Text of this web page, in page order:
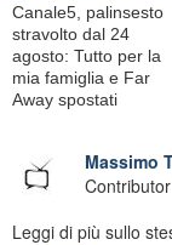
Canale5, palinsesto
stravolto dal 24
agosto: Tutto per la
mia famiglia e Far
Away spostati
Massimo
Contributor
Leggi di più sullo